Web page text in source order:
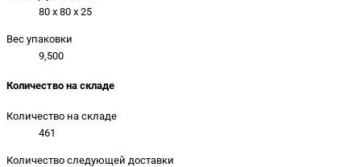
80 x 80 x 25
Вес упаковки
9,500
Количество на складе
Количество на складе
461
Количество следующей доставки